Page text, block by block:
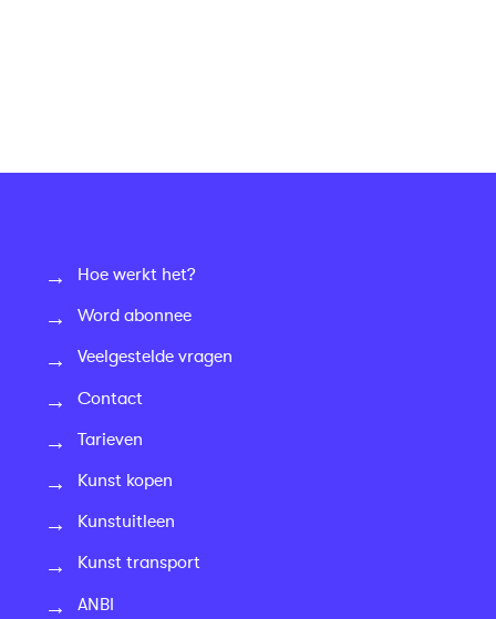
Hoe werkt het?
Word abonnee
Veelgestelde vragen
Contact
Tarieven
Kunst kopen
Kunstuitleen
Kunst transport
ANBI